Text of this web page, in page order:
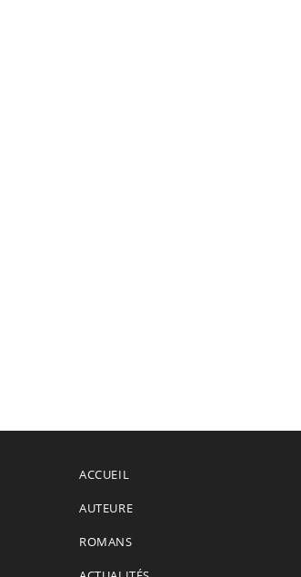
ACCUEIL
AUTEURE
ROMANS